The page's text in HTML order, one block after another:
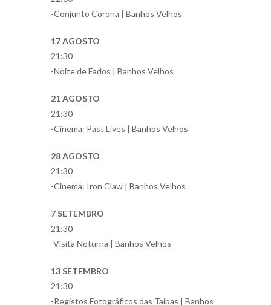
-Conjunto Corona | Banhos Velhos
17 AGOSTO
21:30
-Noite de Fados | Banhos Velhos
21 AGOSTO
21:30
-Cinema: Past Lives | Banhos Velhos
28 AGOSTO
21:30
-Cinema: Iron Claw | Banhos Velhos
7 SETEMBRO
21:30
-Visita Noturna | Banhos Velhos
13 SETEMBRO
21:30
-Registos Fotográficos das Taipas | Banhos